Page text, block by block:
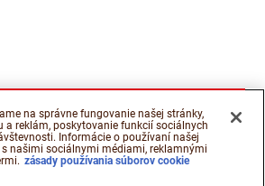
na správne fungovanie našej stránky,
a reklám, poskytovanie funkcií sociálnych
Informácie o používaní našej
našimi sociálnymi médiami, reklamnými
zásady používania súborov cookie